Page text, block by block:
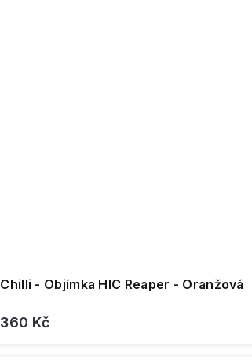
Chilli - Objímka HIC Reaper - Oranžová
360 Kč